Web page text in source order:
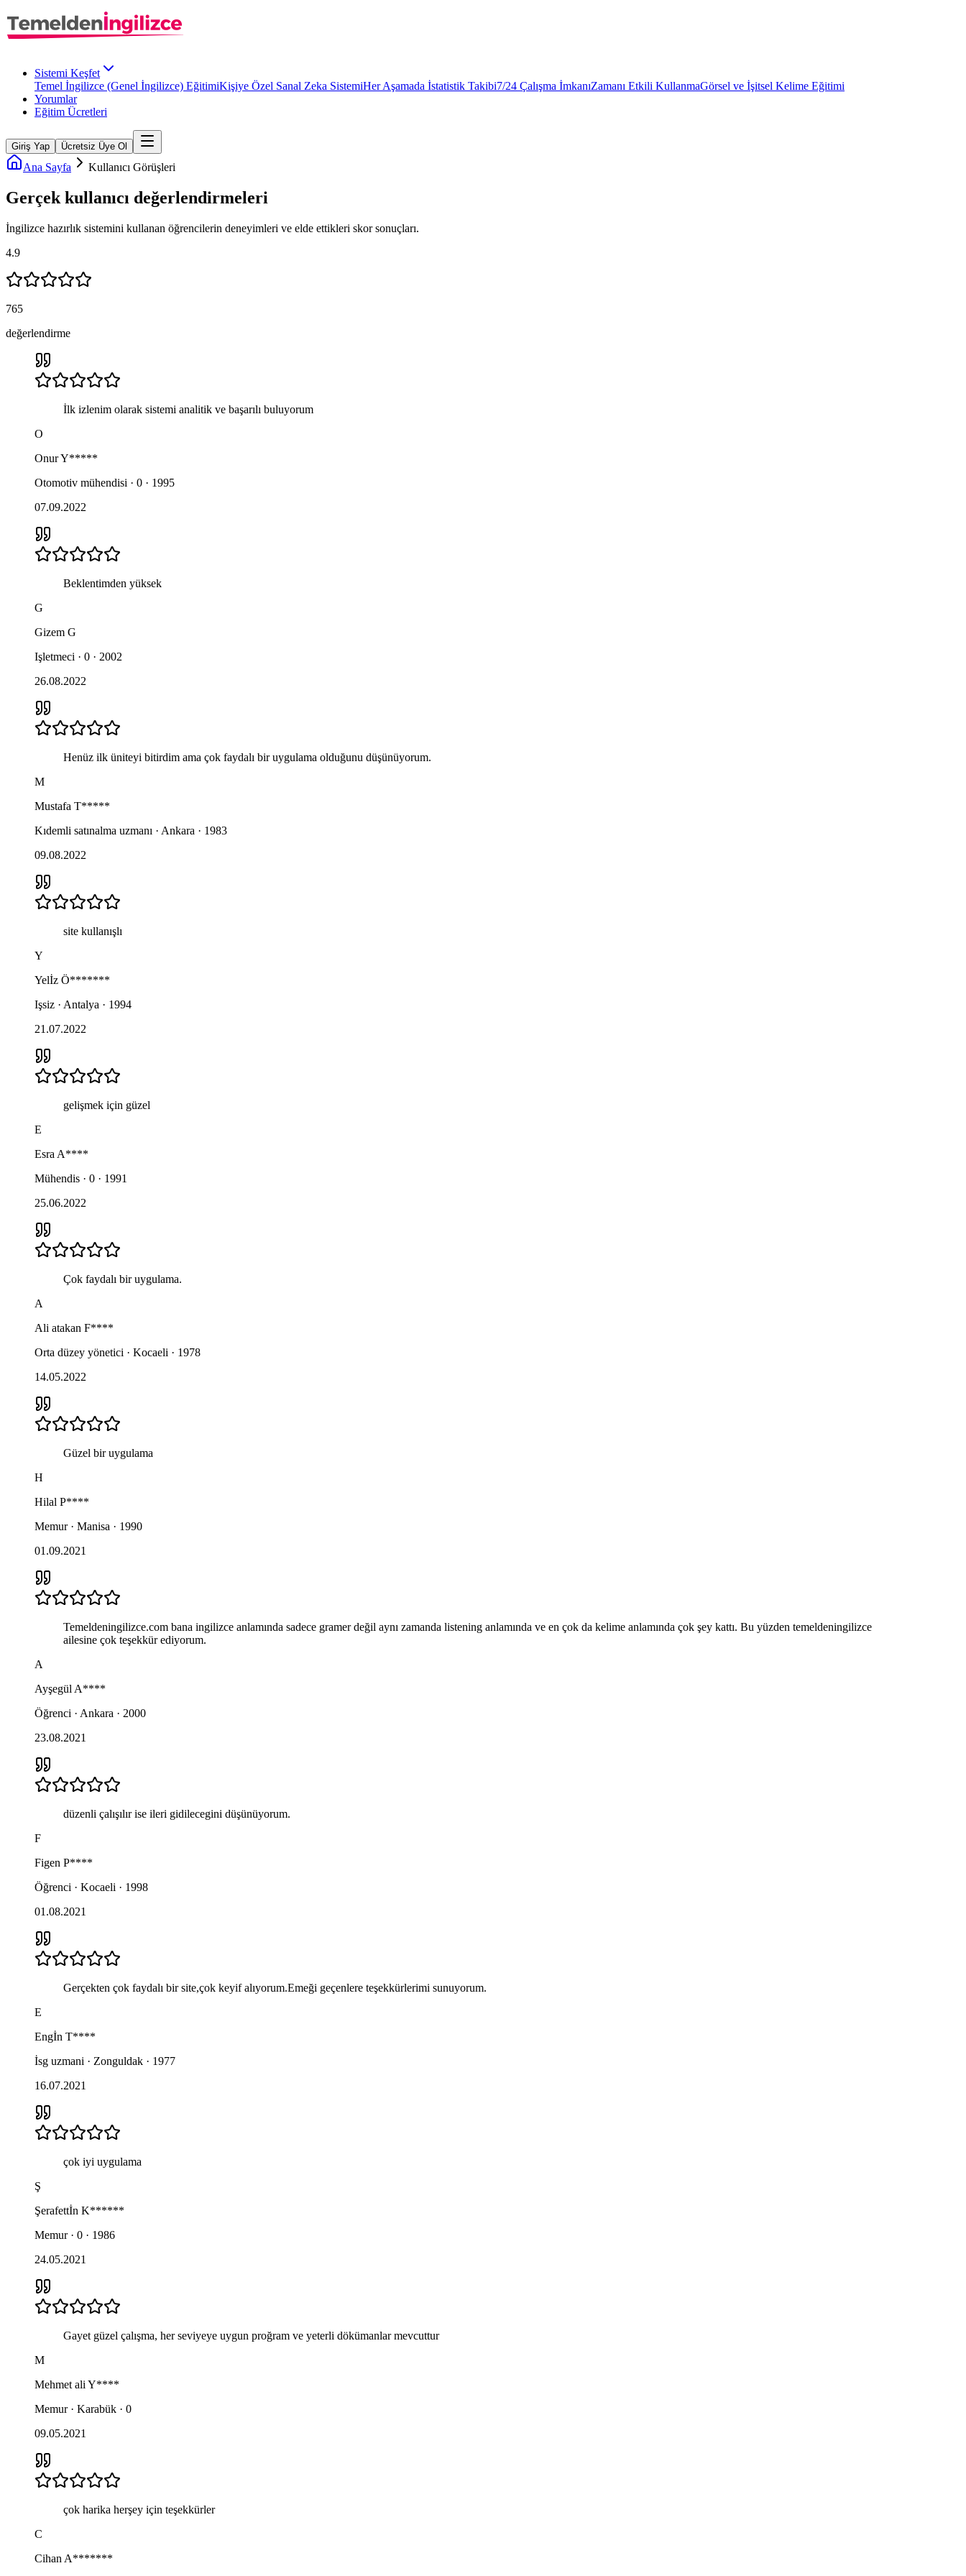
Sistemi Keşfet
Temel İngilizce (Genel İngilizce) EğitimiKişiye Özel Sanal Zeka SistemiHer Aşamada İstatistik Takibi7/24 Çalışma İmkanıZamanı Etkili KullanmaGörsel ve İşitsel Kelime Eğitimi
Yorumlar
Eğitim Ücretleri
Giriş Yap Ücretsiz Üye Ol
Ana Sayfa Kullanıcı Görüşleri
Gerçek kullanıcı değerlendirmeleri
İngilizce hazırlık sistemini kullanan öğrencilerin deneyimleri ve elde ettikleri skor sonuçları.
4.9
765
değerlendirme
İlk izlenim olarak sistemi analitik ve başarılı buluyorum
O
OnurY*****
Otomotiv mühendisi · 0 · 1995
07.09.2022
Beklentimden yüksek
G
Gizem G
Işletmeci · 0 · 2002
26.08.2022
Henüz ilk üniteyi bitirdim ama çok faydalı bir uygulama olduğunu düşünüyorum.
M
Mustafa T*****
Kıdemli satınalma uzmanı · Ankara · 1983
09.08.2022
site kullanışlı
Y
Yelİz Ö*******
Işsiz · Antalya · 1994
21.07.2022
gelişmek için güzel
E
Esra A****
Mühendis · 0 · 1991
25.06.2022
Çok faydalı bir uygulama.
A
Ali atakan F****
Orta düzey yönetici · Kocaeli · 1978
14.05.2022
Güzel bir uygulama
H
Hilal P****
Memur · Manisa · 1990
01.09.2021
Temeldeningilizce.com bana ingilizce anlamında sadece gramer değil aynı zamanda listening anlamında ve en çok da kelime anlamında çok şey kattı. Bu yüzden temeldeningilizce
ailesine çok teşekkür ediyorum.
A
Ayşegül A****
Öğrenci · Ankara · 2000
23.08.2021
düzenli çalışılır ise ileri gidilecegini düşünüyorum.
F
Figen P****
Öğrenci · Kocaeli · 1998
01.08.2021
Gerçekten çok faydalı bir site,çok keyif alıyorum.Emeği geçenlere teşekkürlerimi sunuyorum.
E
Engİn T****
İsg uzmani · Zonguldak · 1977
16.07.2021
çok iyi uygulama
Ş
Şerafettİn K******
Memur · 0 · 1986
24.05.2021
Gayet güzel çalışma, her seviyeye uygun proğram ve yeterli dökümanlar mevcuttur
M
Mehmet ali Y****
Memur · Karabük · 0
09.05.2021
çok harika herşey için teşekkürler
C
Cihan A*******